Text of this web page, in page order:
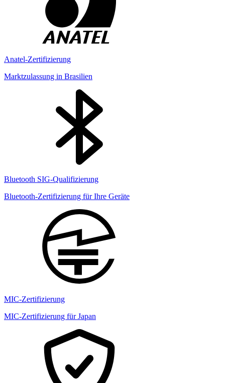
Anatel-Zertifizierung
Marktzulassung in Brasilien
Bluetooth SIG-Qualifizierung
Bluetooth-Zertifizierung für Ihre Geräte
MIC-Zertifizierung
MIC-Zertifizierung für Japan